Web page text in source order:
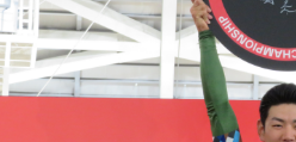
番記者とくダネ！
選手ランキング